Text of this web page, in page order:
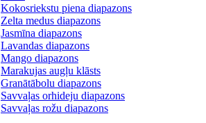
Kokosriekstu piena diapazons
Zelta medus diapazons
Jasmīna diapazons
Lavandas diapazons
Mango diapazons
Marakujas augļu klāsts
Granātābolu diapazons
Savvaļas orhideju diapazons
Savvaļas rožu diapazons